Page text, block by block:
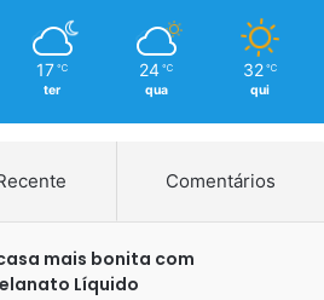
17 ℃
ter
24 ℃
qua
32 ℃
qui
Comentários
mais bonita com
Líquido